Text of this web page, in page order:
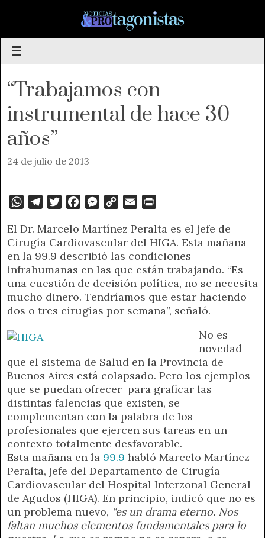
contenido
“Trabajamos con
instrumental de hace 30
años”
24 de julio de 2013
W
a
t
s
A
p
p
l
e
g
r
a
m
i
t
t
e
r
c
e
b
o
o
k
M
s
s
e
n
g
e
r
p
y
L
i
n
k
a
i
l
i
n
t
F
r
i
e
y
El Dr. Marcelo Martínez Peralta es el jefe de
Cirugía Cardiovascular del HIGA. Esta mañana
en la 99.9 describió las condiciones
infrahumanas en las que están trabajando. “Es
una cuestión de decisión política, no se necesita
mucho dinero. Tendríamos que estar haciendo
dos o tres cirugías por semana”, señaló.
No es
novedad
que el sistema de Salud en la Provincia de
Buenos Aires está colapsado. Pero los ejemplos
que se puedan ofrecer para graficar las
distintas falencias que existen, se
complementan con la palabra de los
profesionales que ejercen sus tareas en un
contexto totalmente desfavorable.
Esta mañana en la 99.9 habló Marcelo Martínez
Peralta, jefe del Departamento de Cirugía
Cardiovascular del Hospital Interzonal General
de Agudos (HIGA). En principio, indicó que no es
un problema nuevo, “es un drama eterno. Nos
faltan muchos elementos fundamentales para lo